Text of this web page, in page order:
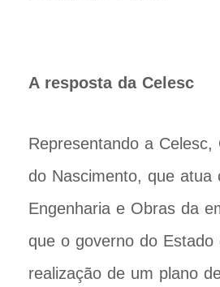
A resposta da Celesc
Representando a Celesc,
do Nascimento, que atua
Engenharia e Obras da
que o governo do Estado
realização de um plano